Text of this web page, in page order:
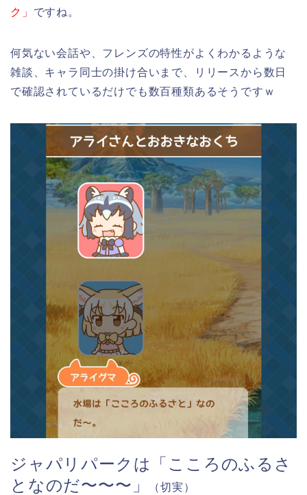
ク」 ですね。
何気ない会話や、フレンズの特性がよくわかるような
雑談、キャラ同士の掛け合いまで、リリースから数日
で確認されているだけでも数百種類あるそうですｗ
ジャパリパークは「こころのふるさ
となのだ〜〜〜」
（切実）